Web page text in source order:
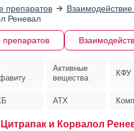
препаратов
Реневал
препаратов
Активные
вещества
КФУ
АТХ
и Корвалол